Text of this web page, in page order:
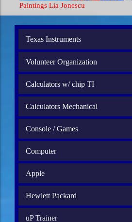
Paintings Lia Jonescu
Texas Instruments
Volunteer Organization
Calculators w/ chip TI
Calculators Mechanical
Console / Games
Computer
Apple
Hewlett Packard
uP Trainer